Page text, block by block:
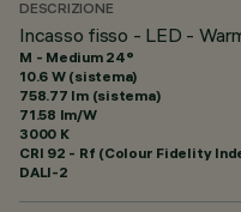
DESCRIZIONE
Incasso fisso - LED -
M - Medium 24°
10.6 W (sistema)
758.77 lm (sistema)
71.58 lm/W
3000 K
CRI 92 - Rf (Colour Fidelity
DALI-2